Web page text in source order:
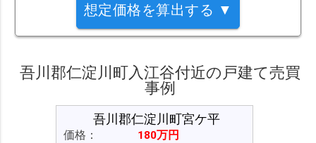
想定価格を算出する ▼
吾川郡仁淀川町入江谷付近の戸建て売買
事例
吾川郡仁淀川町宮ケ平
価格：
180万円